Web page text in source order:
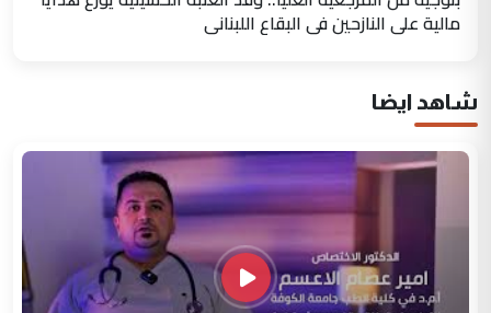
مالية على النازحين في البقاع اللبناني
شاهد ايضا